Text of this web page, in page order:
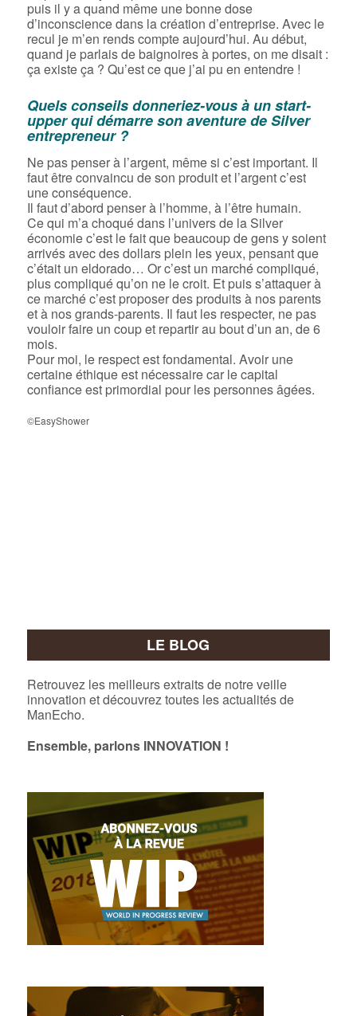
puis il y a quand même une bonne dose
d’inconscience dans la création d’entreprise. Avec le
recul je m’en rends compte aujourd’hui. Au début,
quand je parlais de baignoires à portes, on me disait :
ça existe ça ? Qu’est ce que j’ai pu en entendre !
Quels conseils donneriez-vous à un start-
upper qui démarre son aventure de Silver
entrepreneur ?
Ne pas penser à l’argent, même si c’est important. Il
faut être convaincu de son produit et l’argent c’est
une conséquence.
Il faut d’abord penser à l’homme, à l’être humain.
Ce qui m’a choqué dans l’univers de la Silver
économie c’est le fait que beaucoup de gens y soient
arrivés avec des dollars plein les yeux, pensant que
c’était un eldorado… Or c’est un marché compliqué,
plus compliqué qu’on ne le croit. Et puis s’attaquer à
ce marché c’est proposer des produits à nos parents
et à nos grands-parents. Il faut les respecter, ne pas
vouloir faire un coup et repartir au bout d’un an, de 6
mois.
Pour moi, le respect est fondamental. Avoir une
certaine éthique est nécessaire car le capital
confiance est primordial pour les personnes âgées.
©EasyShower
LE BLOG
Retrouvez les meilleurs extraits de notre veille
innovation et découvrez toutes les actualités de
ManEcho.
Ensemble, parlons INNOVATION !